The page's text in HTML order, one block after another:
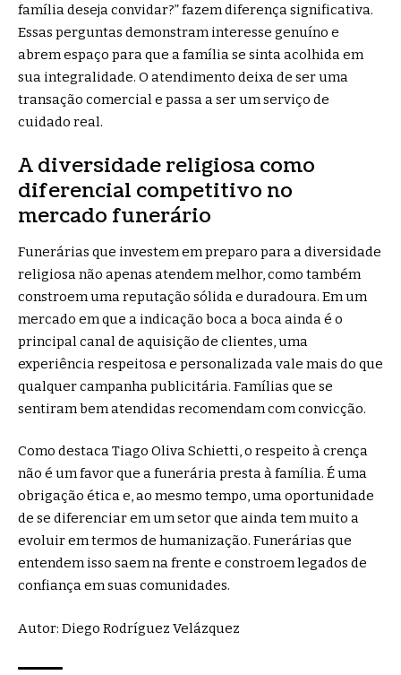
família deseja convidar?” fazem diferença significativa.
Essas perguntas demonstram interesse genuíno e
abrem espaço para que a família se sinta acolhida em
sua integralidade. O atendimento deixa de ser uma
transação comercial e passa a ser um serviço de
cuidado real.
A diversidade religiosa como
diferencial competitivo no
mercado funerário
Funerárias que investem em preparo para a diversidade
religiosa não apenas atendem melhor, como também
constroem uma reputação sólida e duradoura. Em um
mercado em que a indicação boca a boca ainda é o
principal canal de aquisição de clientes, uma
experiência respeitosa e personalizada vale mais do que
qualquer campanha publicitária. Famílias que se
sentiram bem atendidas recomendam com convicção.
Como destaca Tiago Oliva Schietti, o respeito à crença
não é um favor que a funerária presta à família. É uma
obrigação ética e, ao mesmo tempo, uma oportunidade
de se diferenciar em um setor que ainda tem muito a
evoluir em termos de humanização. Funerárias que
entendem isso saem na frente e constroem legados de
confiança em suas comunidades.
Autor: Diego Rodríguez Velázquez